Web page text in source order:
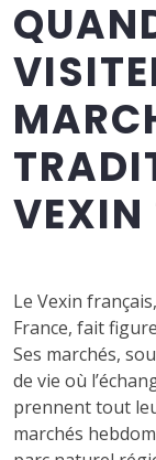
VEXIN
Le Vexin
France, fait
Ses marchés,
de vie où
prennent tout
marchés